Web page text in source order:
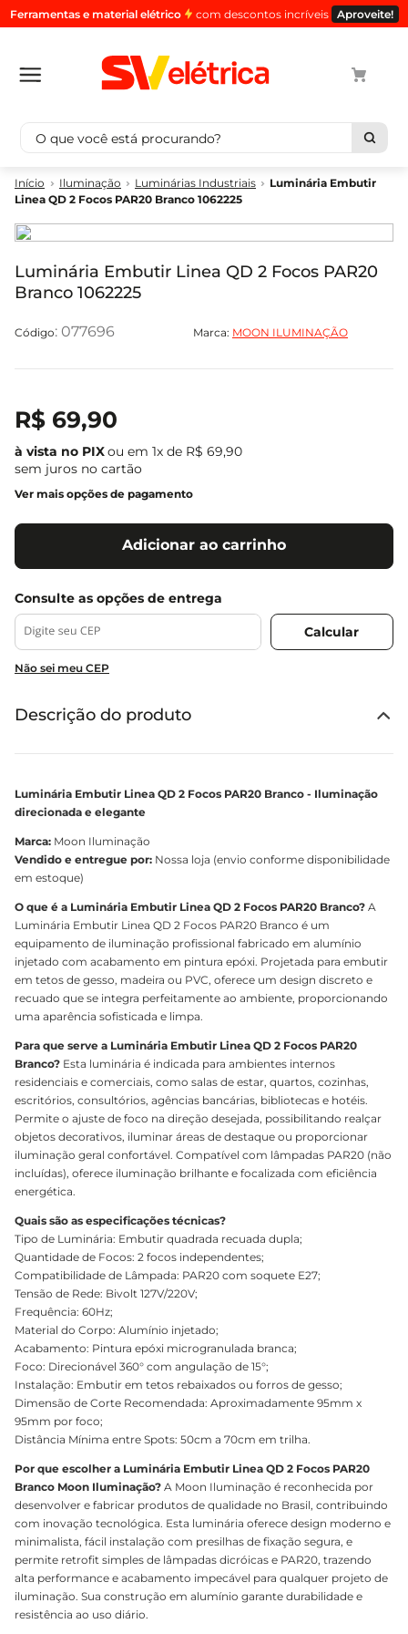
Ferramentas e material elétrico com descontos incríveis Aproveite!
O que você está procurando?
Iluminação Luminárias Industriais
Luminária Embutir
Linea QD 2 Focos PAR20 Branco 1062225
Luminária Embutir Linea QD 2 Focos PAR20
Branco 1062225
: 077696 Marca: MOON ILUMINAÇÃO
R$ 69,90
ou em 1x de R$ 69,90
sem juros no cartão
Ver mais opções de pagamento
Adicionar ao carrinho
Não sei meu CEP
Descrição do produto
Luminária Embutir Linea QD 2 Focos PAR20 Branco - Iluminação
direcionada e elegante
Marca: Moon Iluminação
Vendido e entregue por: Nossa loja (envio conforme disponibilidade
em estoque)
O que é a Luminária Embutir Linea QD 2 Focos PAR20 Branco? A
Luminária Embutir Linea QD 2 Focos PAR20 Branco é um
equipamento de iluminação profissional fabricado em alumínio
injetado com acabamento em pintura epóxi. Projetada para embutir
em tetos de gesso, madeira ou PVC, oferece um design discreto e
recuado que se integra perfeitamente ao ambiente, proporcionando
uma aparência sofisticada e limpa.
Para que serve a Luminária Embutir Linea QD 2 Focos PAR20
Branco? Esta luminária é indicada para ambientes internos
residenciais e comerciais, como salas de estar, quartos, cozinhas,
escritórios, consultórios, agências bancárias, bibliotecas e hotéis.
Permite o ajuste de foco na direção desejada, possibilitando realçar
objetos decorativos, iluminar áreas de destaque ou proporcionar
iluminação geral confortável. Compatível com lâmpadas PAR20 (não
incluídas), oferece iluminação brilhante e focalizada com eficiência
energética.
Quais são as especificações técnicas?
Tipo de Luminária: Embutir quadrada recuada dupla;
Quantidade de Focos: 2 focos independentes;
Compatibilidade de Lâmpada: PAR20 com soquete E27;
Tensão de Rede: Bivolt 127V/220V;
Frequência: 60Hz;
Material do Corpo: Alumínio injetado;
Acabamento: Pintura epóxi microgranulada branca;
Foco: Direcionável 360° com angulação de 15°;
Instalação: Embutir em tetos rebaixados ou forros de gesso;
Dimensão de Corte Recomendada: Aproximadamente 95mm x
95mm por foco;
Distância Mínima entre Spots: 50cm a 70cm em trilha.
Por que escolher a Luminária Embutir Linea QD 2 Focos PAR20
Branco Moon Iluminação? A Moon Iluminação é reconhecida por
desenvolver e fabricar produtos de qualidade no Brasil, contribuindo
com inovação tecnológica. Esta luminária oferece design moderno e
minimalista, fácil instalação com presilhas de fixação segura, e
permite retrofit simples de lâmpadas dicróicas e PAR20, trazendo
alta performance e acabamento impecável para qualquer projeto de
iluminação. Sua construção em alumínio garante durabilidade e
resistência ao uso diário.
Termos mais buscados
º
2º
luminaria
3º
tomada
4º
4
eletroduto